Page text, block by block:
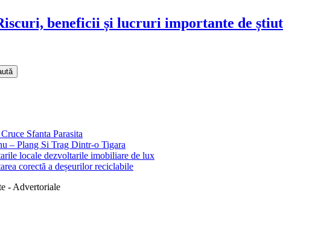
beneficii și lucruri importante de știut
Sfanta Parasita
– Plang Si Trag Dintr-o Tigara
locale dezvoltarile imobiliare de lux
corectă a deșeurilor reciclabile
- Advertoriale